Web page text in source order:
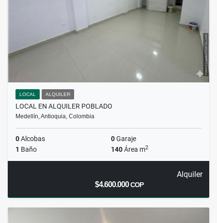
LOCAL ALQUILER
LOCAL EN ALQUILER POBLADO
Medellín, Antioquia, Colombia
0Alcobas 0Garaje
1 Baño 140Área m2
Alquiler
$4.600.000COP